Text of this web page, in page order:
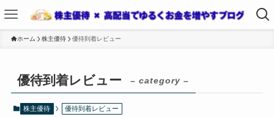
ホーム 株主優待 優待到着レビュー
優待到着レビュー – category –
株主優待 優待到着レビュー